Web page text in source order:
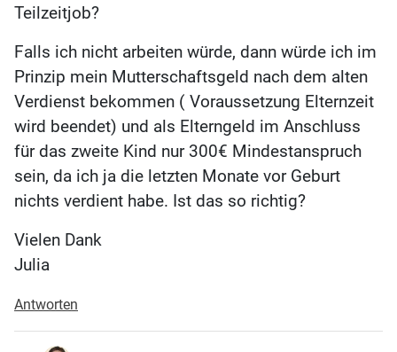
Teilzeitjob?
Falls ich nicht arbeiten würde, dann würde ich im
Prinzip mein Mutterschaftsgeld nach dem alten
Verdienst bekommen ( Voraussetzung Elternzeit
wird beendet) und als Elterngeld im Anschluss
für das zweite Kind nur 300€ Mindestanspruch
sein, da ich ja die letzten Monate vor Geburt
nichts verdient habe. Ist das so richtig?
Vielen Dank
Julia
Antworten